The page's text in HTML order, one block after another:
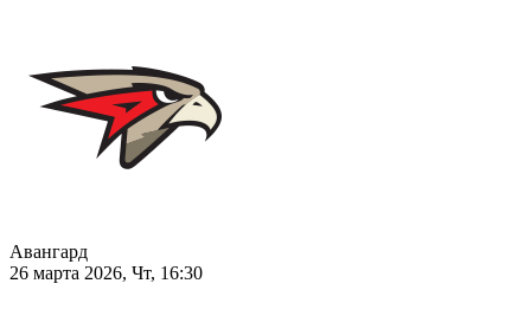
Авангард
26 марта 2026, Чт, 16:30